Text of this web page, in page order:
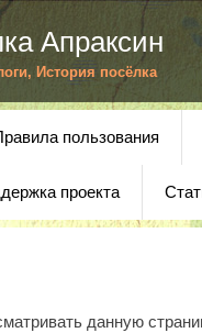
Апраксин
История посёлка
пользования
проекта
данную